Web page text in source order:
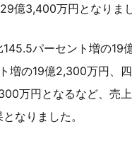
億3,400万円となりまし
パーセント増の19
増の19億2,300万円、
万円となるなど、売
なりました。